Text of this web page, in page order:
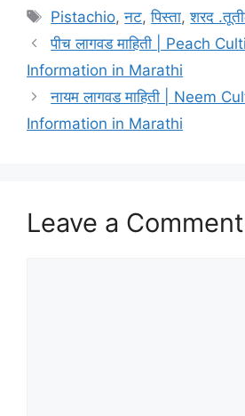
Tags
Pistachio,नट,पिस्ता,शरद
पीच लागवड माहिती | Peach
Information in Marathi
नायम लागवड माहिती | Neem
Information in Marathi
Leave a Comment